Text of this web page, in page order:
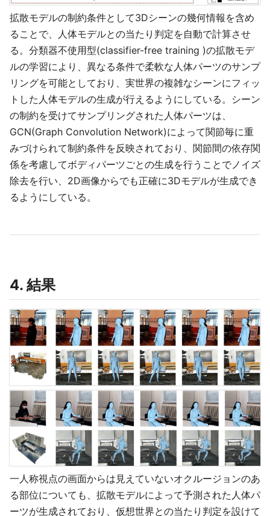
拡散モデルの制約条件として3Dシーンの幾何情報を含め
ることで、人体モデルとの当たり判定を自動で計算させ
る。分類器不使用型(classifier-free training )の拡散モデ
ルの学習により、異なる条件で柔軟な人体パーツのサンプ
リングを可能としており、実世界の複雑なシーンにフィッ
トした人体モデルの生成が行えるようにしている。シーン
の制約を受けてサンプリングされた人体パーツは、
GCN(Graph Convolution Network)によって関節毎に重
みづけられて制約条件を反映されており、関節間の依存関
係を考慮してボディパーツごとの生成を行うことでノイズ
除去を行い、2D画像からでも正確に3Dモデルが生成でき
るようにしている。
4. 結果
一人称視点の画面からは見えていないオクルージョンのあ
る部位についても、拡散モデルによって予測された人体パ
ーツが生成されており、仮想世界との当たり判定を設けて